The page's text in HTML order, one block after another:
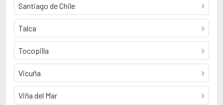
Santiago de Chile
Talca
Tocopilla
Vicuña
Viña del Mar